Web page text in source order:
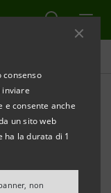
consenso
inviare
e consente anche
un sito web
ha la durata di 1
non
E INTESA